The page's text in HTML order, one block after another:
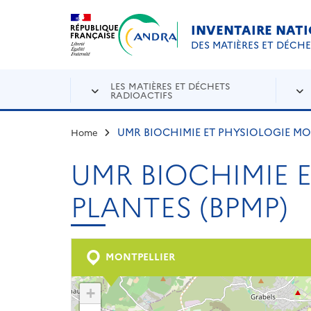
Aller au contenu principal
INVENTAIRE
DES MATIÈRES ET
LES MATIÈRES ET DÉCHETS
RADIOACTIFS
Home UMR BIOCHIMIE ET PHYSIOLOGIE
UMR BIOCHIMIE
PLANTES (BPMP)
MONTPELLIER
+